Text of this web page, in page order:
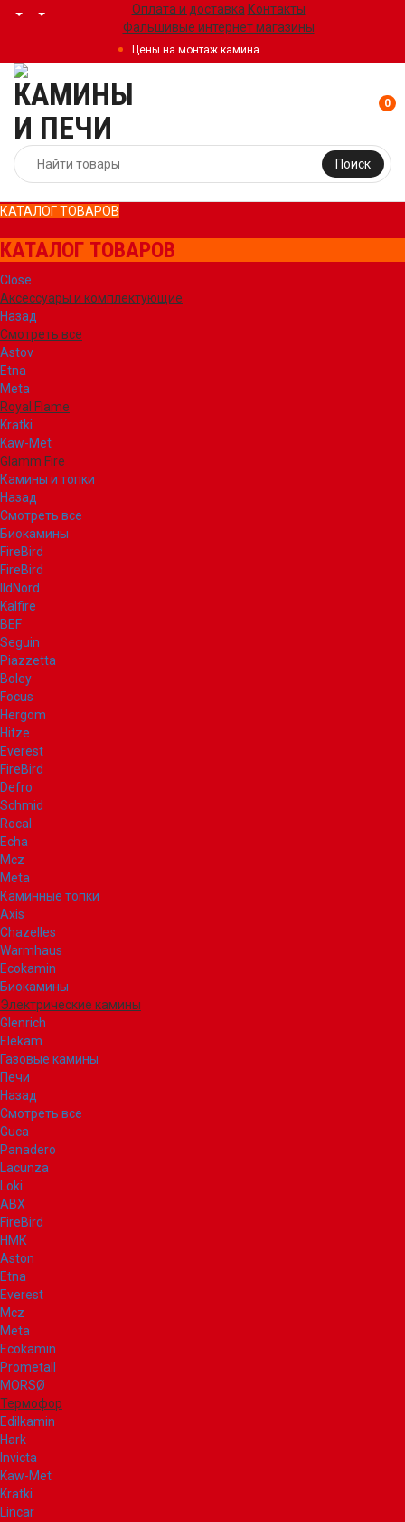
Оплата и доставка Контакты
Фальшивые интернет магазины
Цены на монтаж камина
Поиск
0
КАТАЛОГ ТОВАРОВ
КАТАЛОГ ТОВАРОВ
Close
Аксессуары и комплектующие
Назад
Смотреть все
Astov
Etna
Meta
Royal Flame
Kratki
Kaw-Met
Glamm Fire
Камины и топки
Назад
Смотреть все
Биокамины
FireBird
FireBird
IldNord
Kalfire
BEF
Seguin
Piazzetta
Boley
Focus
Hergom
Hitze
Everest
FireBird
Defro
Schmid
Rocal
Echa
Mcz
Meta
Каминные топки
Axis
Chazelles
Warmhaus
Ecokamin
Биокамины
Электрические камины
Glenrich
Elekam
Газовые камины
Печи
Назад
Смотреть все
Guca
Panadero
Lacunza
Loki
ABX
FireBird
НМК
Aston
Etna
Everest
Mcz
Meta
Ecokamin
Prometall
MORSØ
Термофор
Edilkamin
Hark
Invicta
Kaw-Met
Kratki
Lincar